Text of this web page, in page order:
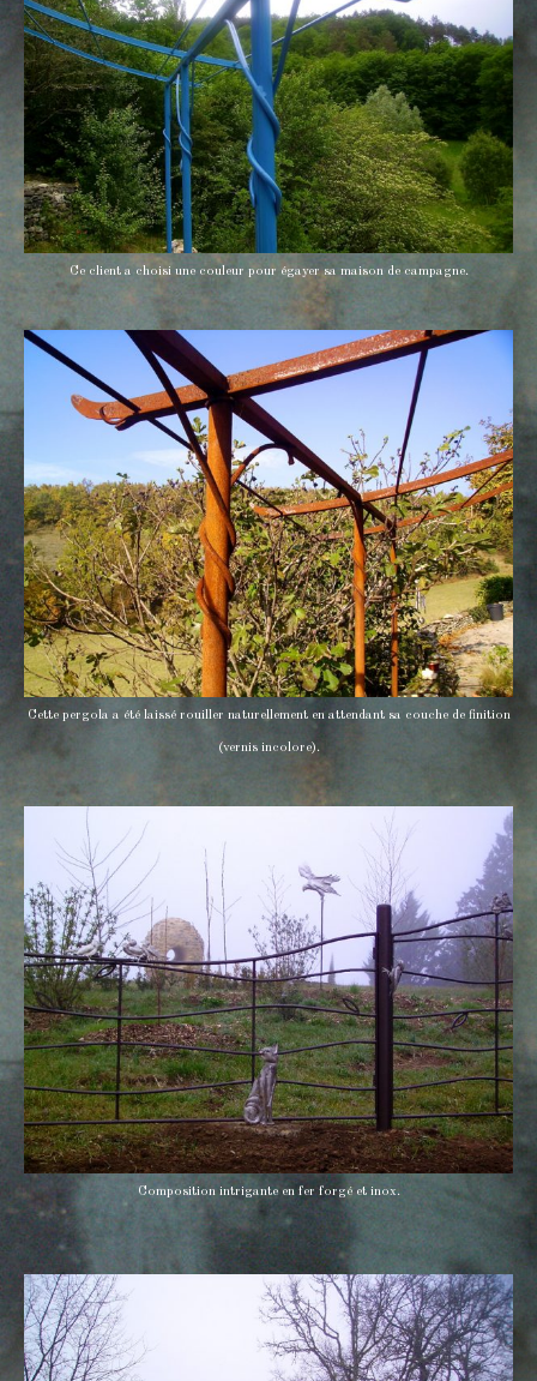
Ce client a choisi une couleur pour égayer sa maison de campagne.
Cette pergola a été laissé rouiller naturellement en attendant sa couche de finition
(vernis incolore).
Composition intrigante en fer forgé et inox.